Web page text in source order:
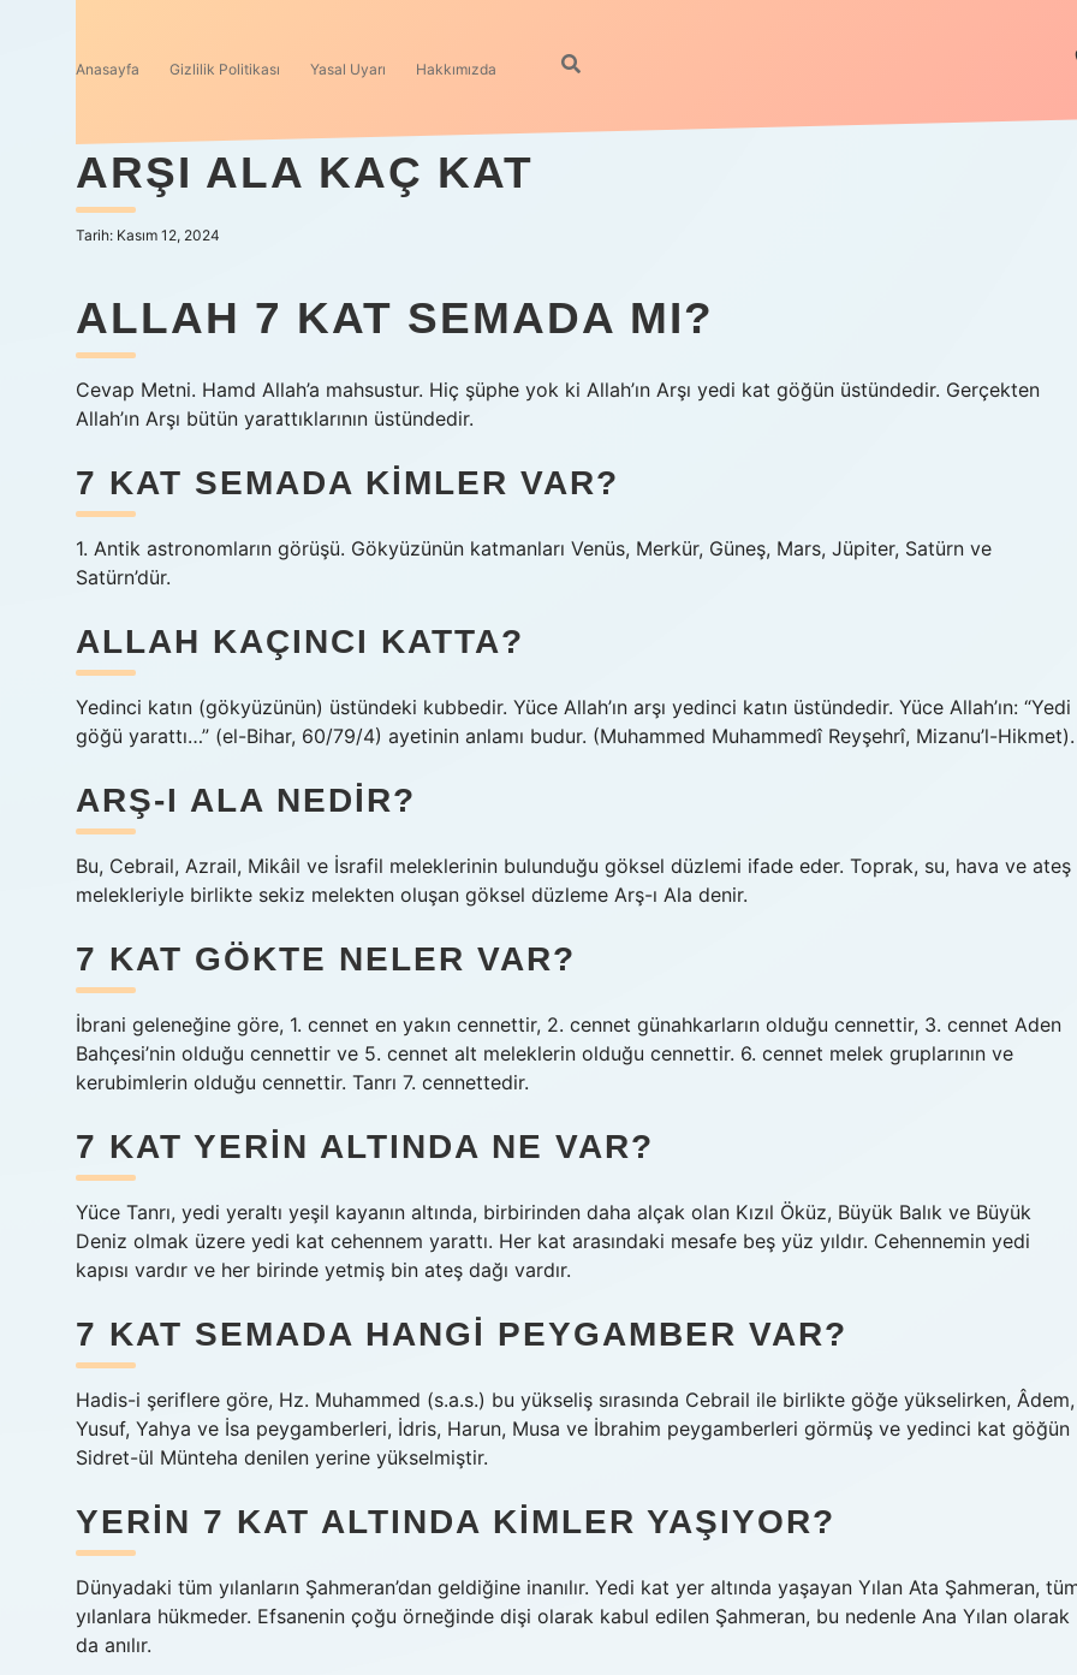
Anasayfa Gizlilik Politikası Yasal Uyarı Hakkımızda
ARŞI ALA KAÇ KAT
Tarih: Kasım 12, 2024
ALLAH 7 KAT SEMADA MI?
Cevap Metni. Hamd Allah’a mahsustur. Hiç şüphe yok ki Allah’ın Arşı yedi kat göğün üstündedir. Gerçekten
Allah’ın Arşı bütün yarattıklarının üstündedir.
7 KAT SEMADA KIMLER VAR?
1. Antik astronomların görüşü. Gökyüzünün katmanları Venüs, Merkür, Güneş, Mars, Jüpiter, Satürn ve
Satürn’dür.
ALLAH KAÇINCI KATTA?
Yedinci katın (gökyüzünün) üstündeki kubbedir. Yüce Allah’ın arşı yedinci katın üstündedir. Yüce Allah’ın: “Yedi
göğü yarattı…” (el-Bihar, 60/79/4) ayetinin anlamı budur. (Muhammed Muhammedî Reyşehrî, Mizanu’l-Hikmet).
ARŞ-I ALA NEDIR?
Bu, Cebrail, Azrail, Mikâil ve İsrafil meleklerinin bulunduğu göksel düzlemi ifade eder. Toprak, su, hava ve ateş
melekleriyle birlikte sekiz melekten oluşan göksel düzleme Arş-ı Ala denir.
7 KAT GÖKTE NELER VAR?
İbrani geleneğine göre, 1. cennet en yakın cennettir, 2. cennet günahkarların olduğu cennettir, 3. cennet Aden
Bahçesi’nin olduğu cennettir ve 5. cennet alt meleklerin olduğu cennettir. 6. cennet melek gruplarının ve
kerubimlerin olduğu cennettir. Tanrı 7. cennettedir.
7 KAT YERIN ALTINDA NE VAR?
Yüce Tanrı, yedi yeraltı yeşil kayanın altında, birbirinden daha alçak olan Kızıl Öküz, Büyük Balık ve Büyük
Deniz olmak üzere yedi kat cehennem yarattı. Her kat arasındaki mesafe beş yüz yıldır. Cehennemin yedi
kapısı vardır ve her birinde yetmiş bin ateş dağı vardır.
7 KAT SEMADA HANGI PEYGAMBER VAR?
Hadis-i şeriflere göre, Hz. Muhammed (s.a.s.) bu yükseliş sırasında Cebrail ile birlikte göğe yükselirken, Âdem,
Yusuf, Yahya ve İsa peygamberleri, İdris, Harun, Musa ve İbrahim peygamberleri görmüş ve yedinci kat göğün
Sidret-ül Münteha denilen yerine yükselmiştir.
YERIN 7 KAT ALTINDA KIMLER YAŞIYOR?
Dünyadaki tüm yılanların Şahmeran’dan geldiğine inanılır. Yedi kat yer altında yaşayan Yılan Ata Şahmeran,
yılanlara hükmeder. Efsanenin çoğu örneğinde dişi olarak kabul edilen Şahmeran, bu nedenle Ana Yılan olarak
da anılır.